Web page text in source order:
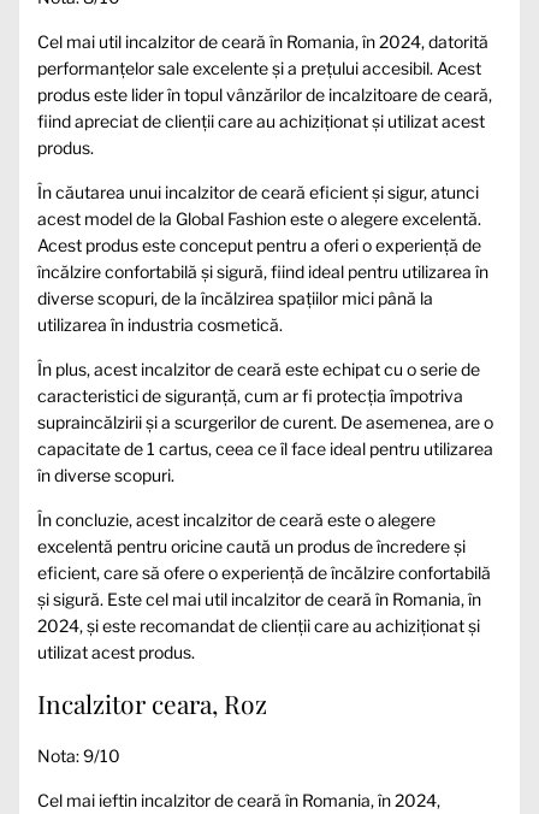
Cel mai util incalzitor de ceară în Romania, în 2024, datorită
performanțelor sale excelente și a prețului accesibil. Acest
produs este lider în topul vânzărilor de incalzitoare de ceară,
fiind apreciat de clienții care au achiziționat și utilizat acest
produs.
În căutarea unui incalzitor de ceară eficient și sigur, atunci
acest model de la Global Fashion este o alegere excelentă.
Acest produs este conceput pentru a oferi o experiență de
încălzire confortabilă și sigură, fiind ideal pentru utilizarea în
diverse scopuri, de la încălzirea spațiilor mici până la
utilizarea în industria cosmetică.
În plus, acest incalzitor de ceară este echipat cu o serie de
caracteristici de siguranță, cum ar fi protecția împotriva
supraincălzirii și a scurgerilor de curent. De asemenea, are o
capacitate de 1 cartus, ceea ce îl face ideal pentru utilizarea
în diverse scopuri.
În concluzie, acest incalzitor de ceară este o alegere
excelentă pentru oricine caută un produs de încredere și
eficient, care să ofere o experiență de încălzire confortabilă
și sigură. Este cel mai util incalzitor de ceară în Romania, în
2024, și este recomandat de clienții care au achiziționat și
utilizat acest produs.
Incalzitor ceara, Roz
Nota: 9/10
Cel mai ieftin incalzitor de ceară în Romania, în 2024,